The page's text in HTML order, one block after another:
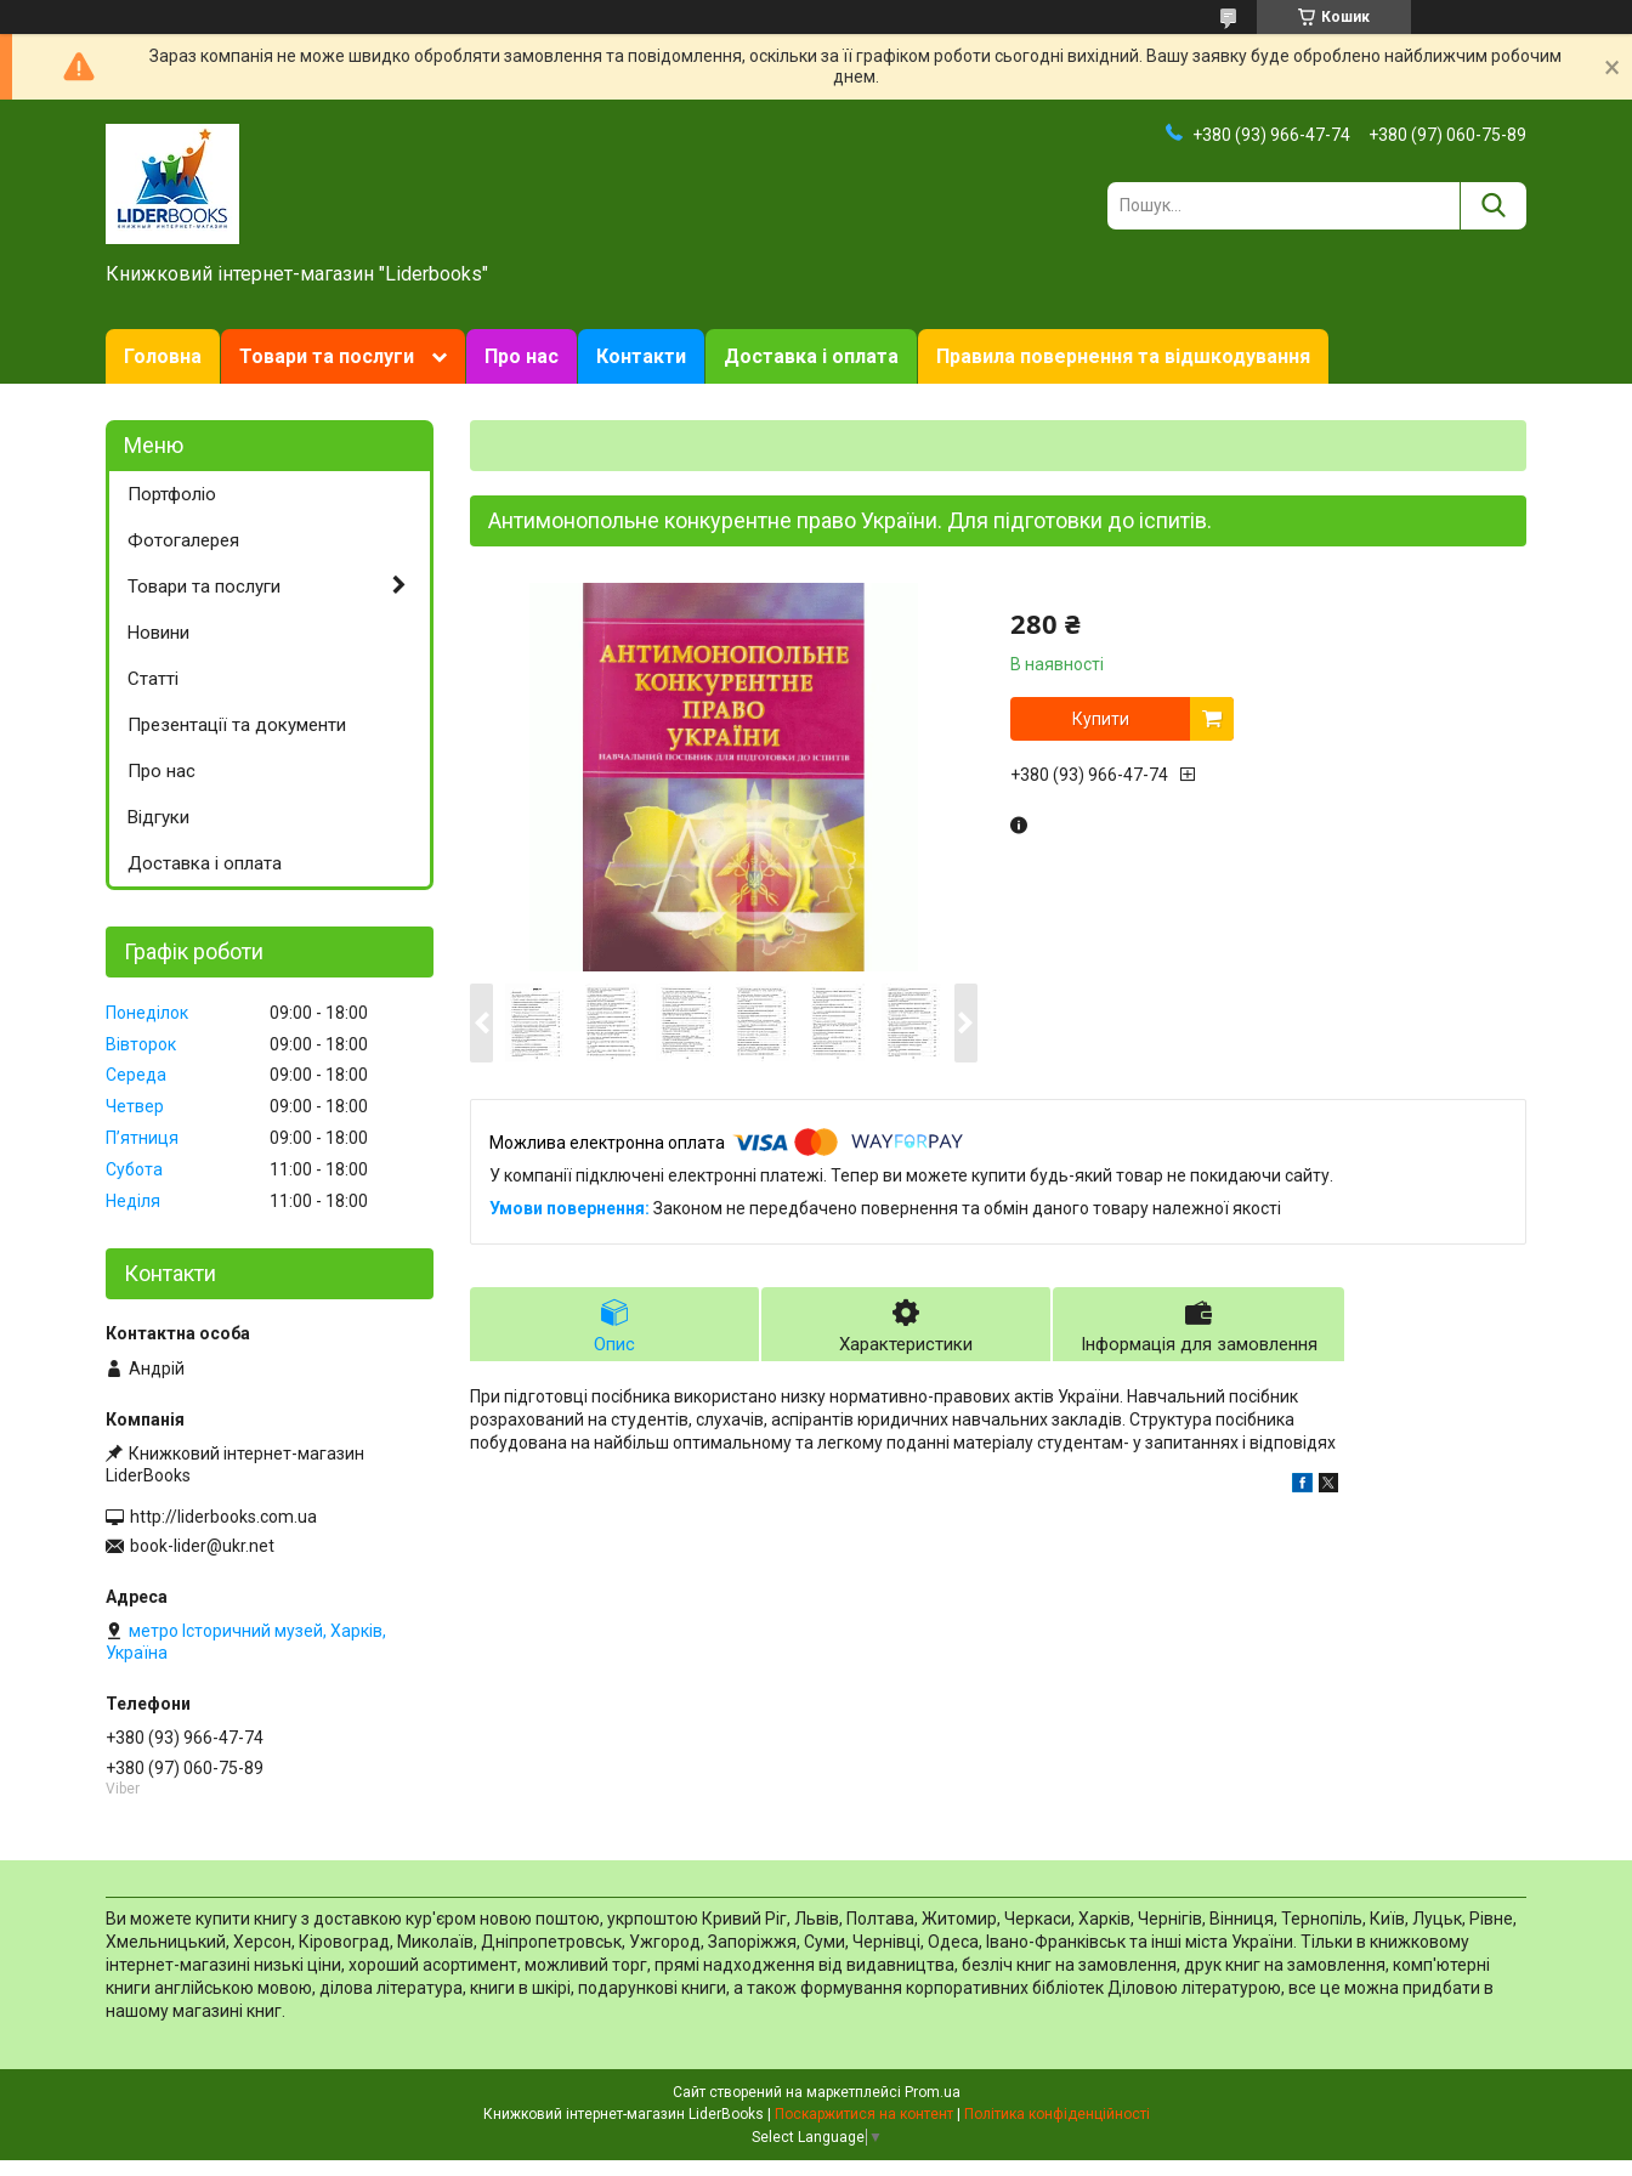
Кошик
Зараз компанія не може швидко обробляти замовлення та повідомлення, оскільки за її графіком роботи сьогодні вихідний. Вашу заявку буде оброблено найближчим робочим
днем.
Книжковий інтернет-магазин "Liderbooks"
+380 (93) 966-47-74 +380 (97) 060-75-89
Головна Товари та послуги Про нас Контакти Доставка і оплата Правила повернення та відшкодування
Антимонопольне конкурентне право України. Для підготовки до іспитів.
280 ₴
В наявності
Купити
+380 (93) 966-47-74
У компанії підключені електронні платежі. Тепер ви можете купити будь-який товар не покидаючи сайту.
Законом не передбачено повернення та обмін даного товару належної якості
Опис Характеристики Інформація для замовлення
При підготовці посібника використано низку нормативно-правових актів України. Навчальний посібник
розрахований на студентів, слухачів, аспірантів юридичних навчальних закладів. Структура посібника
побудована на найбільш оптимальному та легкому поданні матеріалу студентам- у запитаннях і відповідях
Портфоліо
Фотогалерея
Товари та послуги
Новини
Статті
Презентації та документи
Про нас
Відгуки
Доставка і оплата
Графік роботи
Понеділок 09:00
18:00
Вівторок
09:00
18:00
Середа
09:00
18:00
Четвер
09:00
18:00
Пʼятниця
09:00
18:00
Субота
11:00
18:00
Неділя
11:00 18:00
Контакти
Андрій
Книжковий інтернет-магазин
LiderBooks
http://liderbooks.com.ua
book-lider@ukr.net
метро Історичний музей, Харків,
Україна
+380 (93) 966-47-74
+380 (97) 060-75-89
Viber
Ви можете купити книгу з доставкою кур'єром новою поштою, укрпоштою Кривий Ріг, Львів, Полтава, Житомир, Черкаси, Харків, Чернігів, Вінниця, Тернопіль, Київ, Луцьк, Рівне,
Хмельницький, Херсон, Кіровоград, Миколаїв, Дніпропетровськ, Ужгород, Запоріжжя, Суми, Чернівці, Одеса, Івано-Франківськ та інші міста України. Тільки в книжковому
інтернет-магазині низькі ціни, хороший асортимент, можливий торг, прямі надходження від видавництва, безліч книг на замовлення, друк книг на замовлення, комп'ютерні
книги англійською мовою, ділова література, книги в шкірі, подарункові книги, а також формування корпоративних бібліотек Діловою літературою, все це можна придбати в
нашому магазині книг.
Сайт створений на маркетплейсі Prom.ua
Поскаржитися на контент
Політика конфіденційності
Select Language ▼